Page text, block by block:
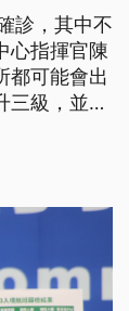
診，其中不
心指揮官陳
都可能會出
三級，並呼